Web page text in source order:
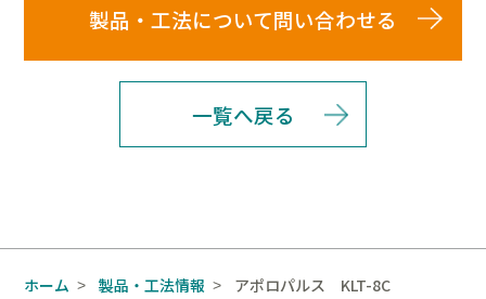
製品・工法について問い合わせる
一覧へ戻る
ホーム > 製品・工法情報 > アポロパルス KLT-8C